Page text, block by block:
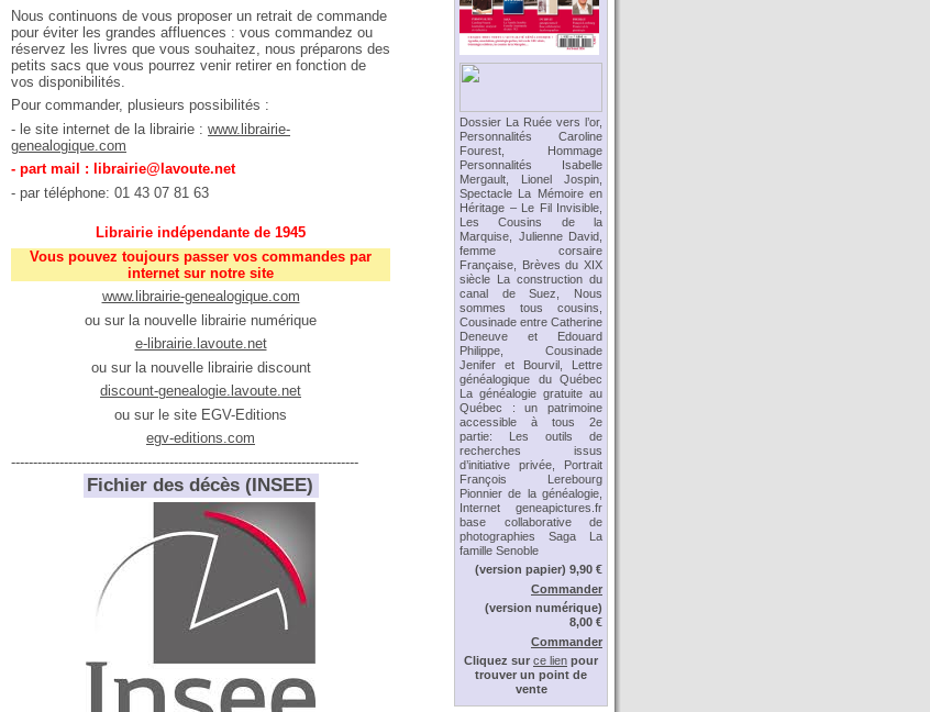
Nous continuons de vous proposer un retrait de commande
pour éviter les grandes affluences : vous commandez ou
réservez les livres que vous souhaitez, nous préparons des
petits sacs que vous pourrez venir retirer en fonction de
vos disponibilités.
Pour commander, plusieurs possibilités :
- le site internet de la librairie : www.librairie-
genealogique.com
- part mail : librairie@lavoute.net
- par téléphone: 01 43 07 81 63
Librairie indépendante de 1945
Vous pouvez toujours passer vos commandes par
internet sur notre site
www.librairie-genealogique.com
ou sur la nouvelle librairie numérique
e-librairie.lavoute.net
ou sur la nouvelle librairie discount
discount-genealogie.lavoute.net
ou sur le site EGV-Editions
egv-editions.com
-------------------------------------------------------------------------------
Fichier des décès (INSEE)
Dossier La Ruée vers l’or,
Personnalités Caroline
Fourest, Hommage
Personnalités Isabelle
Mergault, Lionel Jospin,
Spectacle La Mémoire en
Héritage – Le Fil Invisible,
Les Cousins de la
Marquise, Julienne David,
femme corsaire
Française, Brèves du XIX
siècle La construction du
canal de Suez, Nous
sommes tous cousins,
Cousinade entre Catherine
Deneuve et Edouard
Philippe, Cousinade
Jenifer et Bourvil, Lettre
généalogique du Québec
La généalogie gratuite au
Québec : un patrimoine
accessible à tous 2e
partie: Les outils de
recherches issus
d’initiative privée, Portrait
François Lerebourg
Pionnier de la généalogie,
Internet geneapictures.fr
base collaborative de
photographies Saga La
famille Senoble
(version papier) 9,90 €
Commander
(version numérique)
8,00 €
Commander
Cliquez sur ce lien pour
trouver un point de
vente